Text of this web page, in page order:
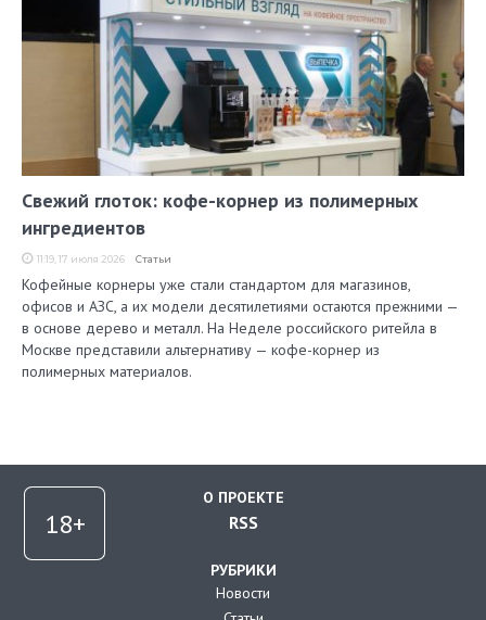
Свежий глоток: кофе-корнер из полимерных
ингредиентов
11:19, 17 июля 2026 Статьи
Кофейные корнеры уже стали стандартом для магазинов,
офисов и АЗС, а их модели десятилетиями остаются прежними —
в основе дерево и металл. На Неделе российского ритейла в
Москве представили альтернативу — кофе-корнер из
полимерных материалов.
О ПРОЕКТЕ
RSS
РУБРИКИ
Новости